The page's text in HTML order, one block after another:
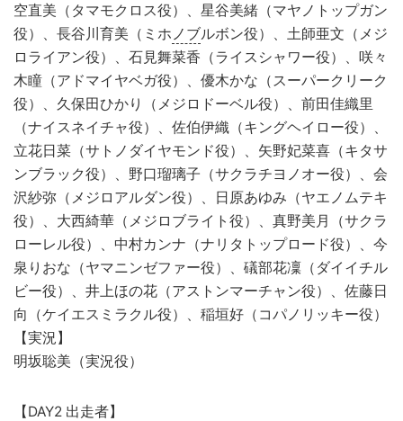
空直美（タマモクロス役）、星谷美緒（マヤノトップガン
役）、長谷川育美（ミホ ノブルボン役）、土師亜文（メジ
ロライアン役）、石見舞菜香（ライスシャワー役）、咲々
木瞳（アドマイヤベガ役）、優木かな（スーパークリーク
役）、久保田ひかり（メジロドーベル役）、前田佳織里
（ナイスネイチャ役）、佐伯伊織（キングヘイロー役）、
立花日菜（サトノダイヤモンド役）、矢野妃菜喜（キタサ
ンブラック役）、野口瑠璃子（サクラチヨノオー役）、会
沢紗弥（メジロアルダン役）、日原あゆみ（ヤエノムテキ
役）、大西綺華（メジロブライト役）、真野美月（サクラ
ローレル役）、中村カンナ（ナリタトップロード役）、今
泉りおな（ヤマニンゼファー役）、礒部花凜（ダイイチル
ビー役）、井上ほの花（アストンマーチャン役）、佐藤日
向（ケイエスミラクル役）、稲垣好（コパノリッキー役）
【実況】
明坂聡美（実況役）
【DAY2 出走者】